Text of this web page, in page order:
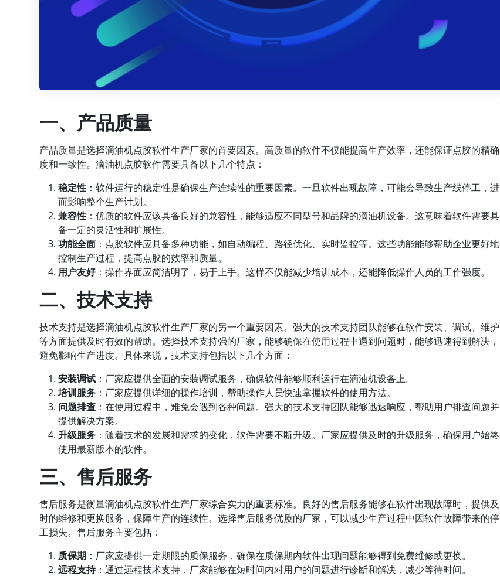
一、产品质量
产品质量是选择滴油机点胶软件生产厂家的首要因素。高质量的软件不仅能提高生产效率，还能保证点胶的精确
度和一致性。滴油机点胶软件需要具备以下几个特点：
稳定性 ：软件运行的稳定性是确保生产连续性的重要因素。一旦软件出现故障，可能会导致生产线停工，进
而影响整个生产计划。
兼容性 ：优质的软件应该具备良好的兼容性，能够适应不同型号和品牌的滴油机设备。这意味着软件需要具
备一定的灵活性和扩展性。
功能全面 ：点胶软件应具备多种功能，如自动编程、路径优化、实时监控等。这些功能能够帮助企业更好地
控制生产过程，提高点胶的效率和质量。
用户友好：操作界面应简洁明了，易于上手。这样不仅能减少培训成本，还能降低操作人员的工作强度。
二、技术支持
技术支持是选择滴油机点胶软件生产厂家的另一个重要因素。强大的技术支持团队能够在软件安装、调试、维护
等方面提供及时有效的帮助。选择技术支持强的厂家，能够确保在使用过程中遇到问题时，能够迅速得到解决，
避免影响生产进度。具体来说，技术支持包括以下几个方面：
安装调试 ：厂家应提供全面的安装调试服务，确保软件能够顺利运行在滴油机设备上。
培训服务 ：厂家应提供详细的操作培训，帮助操作人员快速掌握软件的使用方法。
问题排查 ：在使用过程中，难免会遇到各种问题。强大的技术支持团队能够迅速响应，帮助用户排查问题并
提供解决方案。
升级服务 ：随着技术的发展和需求的变化，软件需要不断升级。厂家应提供及时的升级服务，确保用户始终
使用最新版本的软件。
三、售后服务
售后服务是衡量滴油机点胶软件生产厂家综合实力的重要标准。良好的售后服务能够在软件出现故障时，提供及
时的维修和更换服务，保障生产的连续性。选择售后服务优质的厂家，可以减少生产过程中因软件故障带来的停
工损失。售后服务主要包括：
质保期 ：厂家应提供一定期限的质保服务，确保在质保期内软件出现问题能够得到免费维修或更换。
远程支持：通过远程技术支持，厂家能够在短时间内对用户的问题进行诊断和解决，减少等待时间。